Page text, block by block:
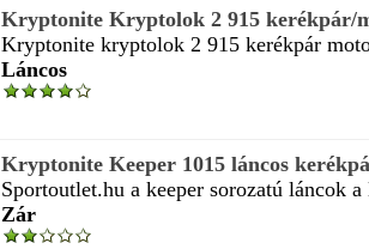
Kryptonite Kryptolok 2 915 kerékpár/
Kryptonite kryptolok 2 915 kerékpár
Láncos
Kryptonite Keeper 1015 láncos
Sportoutlet.hu a keeper sorozatú láncok
Zár